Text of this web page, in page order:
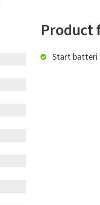
Product
Start batteri